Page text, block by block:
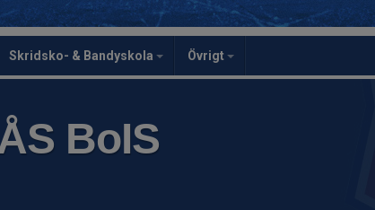
Skridsko- & Bandyskola Övrigt
BoIS